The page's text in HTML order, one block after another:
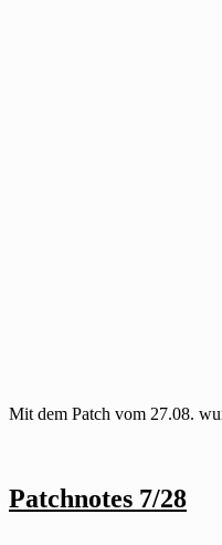
Mit dem Patch vom 27.08.
Patchnotes 7/28